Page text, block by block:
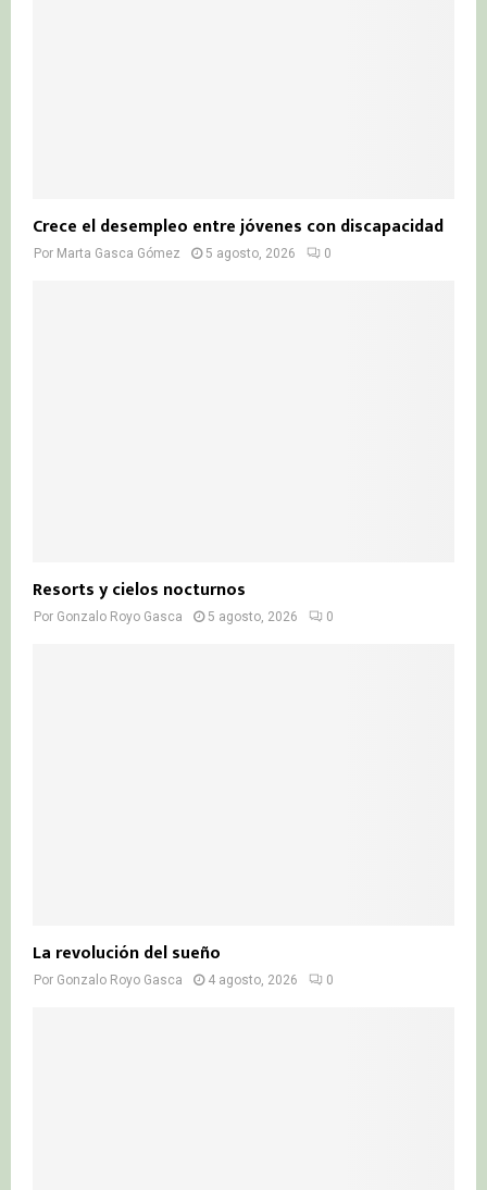
Crece el desempleo entre jóvenes con discapacidad
Por Marta Gasca Gómez 5 agosto, 2026 0
Resorts y cielos nocturnos
Por Gonzalo Royo Gasca 5 agosto, 2026 0
La revolución del sueño
Por Gonzalo Royo Gasca 4 agosto, 2026 0